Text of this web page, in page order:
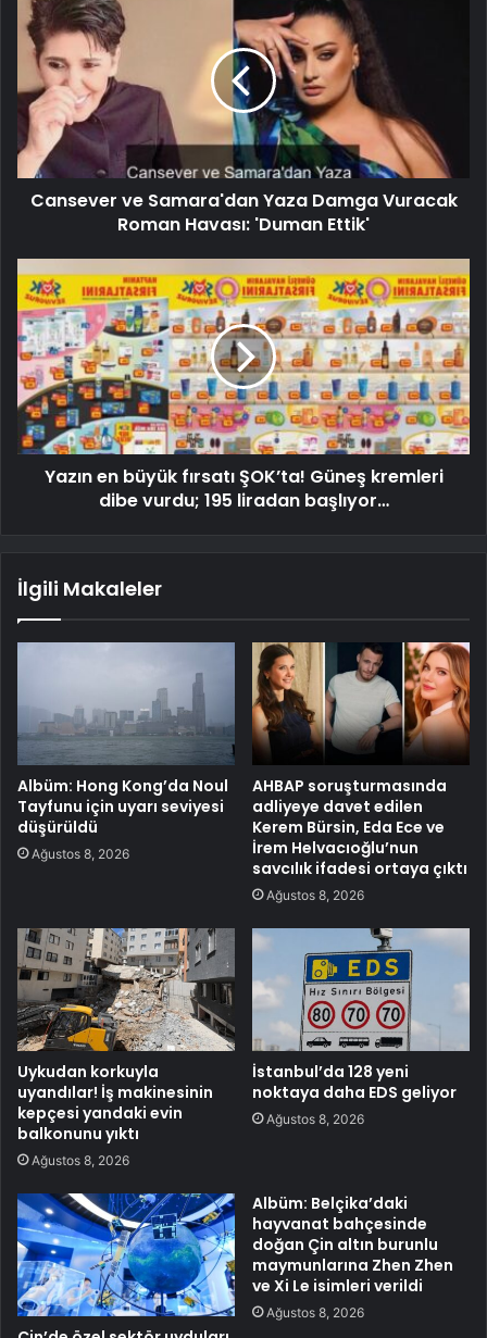
Cansever ve Samara'dan Yaza Damga Vuracak
Roman Havası: 'Duman Ettik'
Yazın en büyük fırsatı ŞOK’ta! Güneş kremleri
dibe vurdu; 195 liradan başlıyor…
İlgili Makaleler
Albüm: Hong Kong’da Noul
Tayfunu için uyarı seviyesi
düşürüldü
Ağustos 8, 2026
AHBAP soruşturmasında
adliyeye davet edilen
Kerem Bürsin, Eda Ece ve
İrem Helvacıoğlu’nun
savcılık ifadesi ortaya çıktı
Ağustos 8, 2026
Uykudan korkuyla
uyandılar! İş makinesinin
kepçesi yandaki evin
balkonunu yıktı
Ağustos 8, 2026
İstanbul’da 128 yeni
noktaya daha EDS geliyor
Ağustos 8, 2026
Albüm: Belçika’daki
hayvanat bahçesinde
doğan Çin altın burunlu
maymunlarına Zhen Zhen
ve Xi Le isimleri verildi
Ağustos 8, 2026